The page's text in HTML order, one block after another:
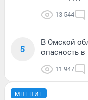
13 544
5
В Омской
опасность в
11 947
МНЕНИЕ